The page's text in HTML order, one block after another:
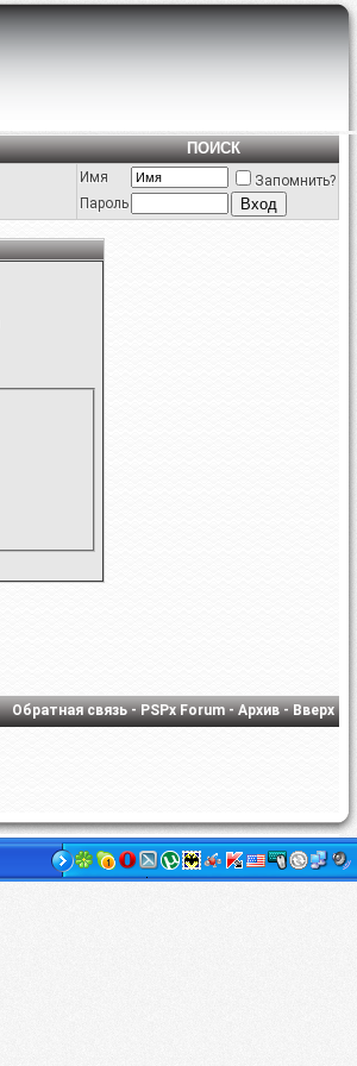
ПОИСК
Имя
Запомнить?
Пароль
Обратная связь-PSPx Forum-Архив-Вверх